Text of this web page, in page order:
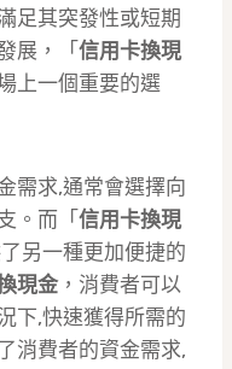
足其突發性或短期
展，「 信用卡換現
上一個重要的選
需求,通常會選擇向
。而「信用卡換現
另一種更加便捷的
現金，消費者可以
下,快速獲得所需的
消費者的資金需求,